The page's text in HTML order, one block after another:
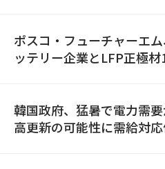
ポスコ・フューチャーエ
ッテリー企業とLFP正極材
韓国政府、猛暑で電力需
高更新の可能性に需給対